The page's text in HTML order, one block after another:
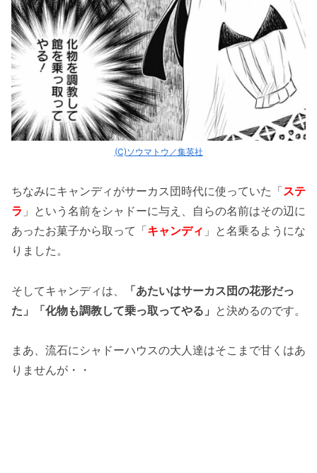
(C)ソウマトウ／集英社
ちなみにキャンディがサーカス団時代に使っていた「ステ
ラ 」という名前をシャドーに与え、自らの名前はその辺に
あったお菓子から取って「キャンディ 」と名乗るようにな
りました。
そしてキャンディは、
「あたいはサーカス団の花形だっ
た」「化物も調教して乗っ取ってやる」 と決めるのです。
まあ、流石にシャドーハウスの大人達はそこまで甘くはあ
りませんが・・